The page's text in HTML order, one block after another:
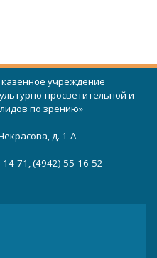
учреждение
просветительной и
по зрению»
д. 1-А
71, (4942) 55-16-52